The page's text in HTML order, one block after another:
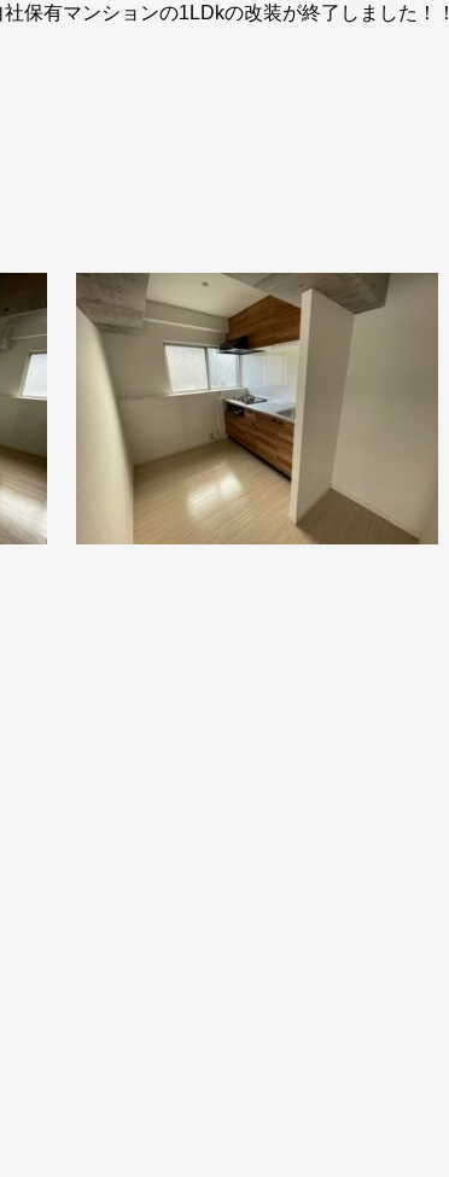
保有マンションの1LDkの改装が終了しました！！